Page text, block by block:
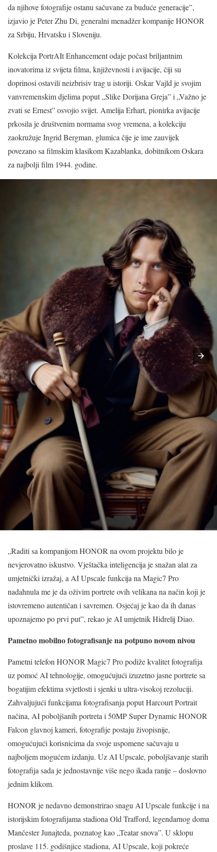
da njihove fotografije ostanu sačuvane za buduće generacije”,
izjavio je Peter Zhu Di, generalni menadžer kompanije HONOR
za Srbiju, Hrvatsku i Sloveniju.
Kolekcija PortrAIt Enhancement odaje počast briljantnim
inovatorima iz svijeta filma, književnosti i avijacije, čiji su
doprinosi ostavili neizbrisiv trag u istoriji. Oskar Vajld je svojim
vanvremenskim djelima poput „Slike Dorijana Greja” i „Važno je
zvati se Ernest” osvojio svijet. Amelija Erhart, pionirka avijacije
prkosila je društvenim normama svog vremena, a kolekciju
zaokružuje Ingrid Bergman, glumica čije je ime zauvijek
povezano sa filmskim klasikom Kazablanka, dobitnikom Oskara
za najbolji film 1944. godine.
„Raditi sa kompanijom HONOR na ovom projektu bilo je
nevjerovatno iskustvo. Vještačka inteligencija je snažan alat za
umjetnički izražaj, a AI Upscale funkcija na Magic7 Pro
nadahnula me je da oživim portrete ovih velikana na način koji je
istovremeno autentičan i savremen. Osjećaj je kao da ih danas
upoznajemo po prvi put”, rekao je AI umjetnik Hidrelij Diao.
Pametno mobilno fotografisanje na potpuno novom nivou
Pametni telefon HONOR Magic7 Pro podiže kvalitet fotografija
uz pomoć AI tehnologije, omogućujući izuzetno jasne portrete sa
bogatijim efektima svjetlosti i sjenki u ultra-visokoj rezoluciji.
Zahvaljujući funkcijama fotografisanja poput Harcourt Portrait
načina, AI poboljšanih portreta i 50MP Super Dynamic HONOR
Falcon glavnoj kameri, fotografije postaju živopisnije,
omogućujući korisnicima da svoje uspomene sačuvaju u
najboljem mogućem izdanju. Uz AI Upscale, poboljšavanje starih
fotografija sada je jednostavnije više nego ikada ranije – doslovno
jednim klikom.
HONOR je nedavno demonstrirao snagu AI Upscale funkcije i na
istorijskim fotografijama stadiona Old Trafford, legendarnog doma
Mančester Junajteda, poznatog kao „Teatar snova”. U sklopu
proslave 115. godišnjice stadiona, AI Upscale, koji pokreće